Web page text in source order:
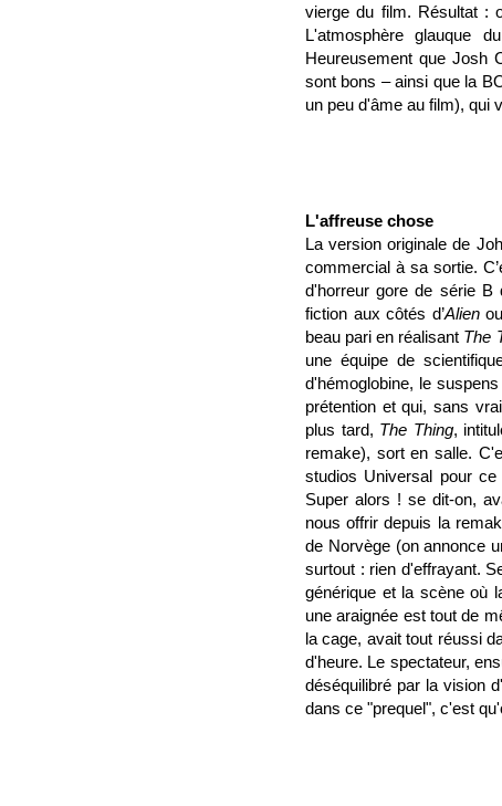
vierge du film. Résultat :
L'atmosphère glauque
Heureusement que Josh
sont bons – ainsi que la
un peu d'âme au film), qui
L'affreuse chose
La version originale de
commercial à sa sortie.
d'horreur gore de série B
fiction aux côtés d’Alien
beau pari en réalisant The
une équipe de
d'hémoglobine, le
prétention et qui, sans
plus tard, The Thing,
remake), sort en salle.
studios Universal pour
Super alors ! se dit-on,
nous offrir depuis la
de Norvège (on annonce
surtout : rien d'effrayant.
générique et la scène où
une araignée est tout de
la cage, avait tout réussi
d'heure. Le spectateur,
déséquilibré par la vision
dans ce "prequel", c'est